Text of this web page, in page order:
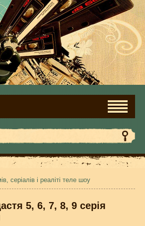
серіалів і реаліті теле шоу
5, 6, 7, 8, 9 серія